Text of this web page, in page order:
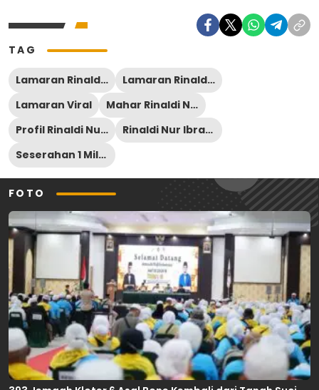
TAG
Lamaran Rinaldi dan Alfira
Lamaran Rinaldi Nur Ibrahim
Lamaran Viral
Mahar Rinaldi Nur Ibrahim
Profil Rinaldi Nur Ibrahmi
Rinaldi Nur Ibrahim
Seserahan 1 Miliar
FOTO